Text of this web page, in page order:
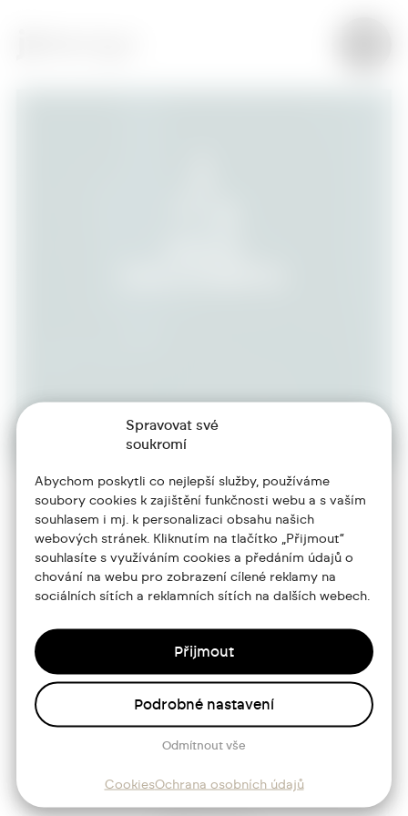
Spravovat své
soukromí
Abychom poskytli co nejlepší služby, používáme
soubory cookies k zajištění funkčnosti webu a s vaším
souhlasem i mj. k personalizaci obsahu našich
webových stránek. Kliknutím na tlačítko „Přijmout“
souhlasíte s využíváním cookies a předáním údajů o
chování na webu pro zobrazení cílené reklamy na
sociálních sítích a reklamních sítích na dalších webech.
Přijmout
Odmítnout vše
Podrobné nastavení
CookiesOchrana osobních údajů
O mně
Služby
Blog
Kontakt
+420 773 986 416
jtdesign@joseftrakal.cz